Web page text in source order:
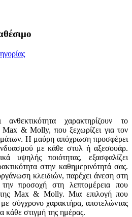
χαρακτηρίζουν το
Max & Molly, που ξεχωρίζει για τον
Η μαύρη απόχρωση προσφέρει
με κάθε στυλ ή αξεσουάρ.
υψηλής ποιότητας, εξασφαλίζει
στην καθημερινότητά σας.
κλειδιών, παρέχει άνεση στη
προσοχή στη λεπτομέρεια που
της Max & Molly. Μια επιλογή που
με σύγχρονο χαρακτήρα, αποτελώντας
κάθε στιγμή της ημέρας.